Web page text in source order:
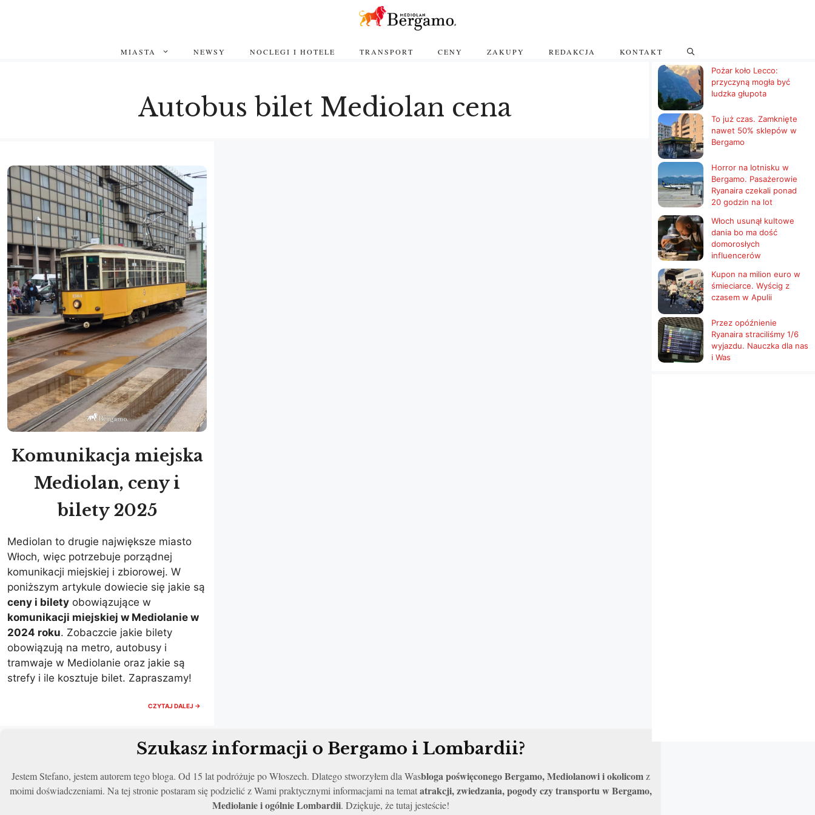
MIASTA NEWSY NOCLEGI I HOTELE TRANSPORT CENY ZAKUPY REDAKCJA KONTAKT
Autobus bilet Mediolan cena
Komunikacja miejska
Mediolan, ceny i
bilety 2025
Mediolan to drugie największe miasto
Włoch, więc potrzebuje porządnej
komunikacji miejskiej i zbiorowej. W
poniższym artykule dowiecie się jakie są
ceny i bilety obowiązujące w
komunikacji miejskiej w Mediolanie w
2024 roku. Zobaczcie jakie bilety
obowiązują na metro, autobusy i
tramwaje w Mediolanie oraz jakie są
strefy i ile kosztuje bilet. Zapraszamy!
CZYTAJ DALEJ →
BILETY
Szukasz informacji o Bergamo i Lombardii?
Jestem Stefano, jestem autorem tego bloga. Od 15 lat podróżuje po Włoszech. Dlatego stworzyłem dla Wasbloga poświęconego Bergamo, Mediolanowi i okolicomz
moimi doświadczeniami. Na tej stronie postaram się podzielić z Wami praktycznymi informacjami na tematatrakcji, zwiedzania, pogody czy transportu w Bergamo,
Mediolanie i ogólnie Lombardii. Dziękuje, że tutaj jesteście!
Pożar koło Lecco:
przyczyną mogła być
ludzka głupota
To już czas. Zamknięte
nawet 50% sklepów w
Bergamo
Horror na lotnisku w
Bergamo. Pasażerowie
Ryanaira czekali ponad
20 godzin na lot
Włoch usunął kultowe
dania bo ma dość
domorosłych
influencerów
Kupon na milion euro w
śmieciarce. Wyścig z
czasem w Apulii
Przez opóźnienie
Ryanaira straciliśmy 1/6
wyjazdu. Nauczka dla nas
i Was